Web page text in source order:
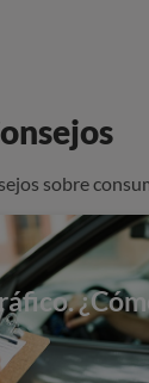
sobre